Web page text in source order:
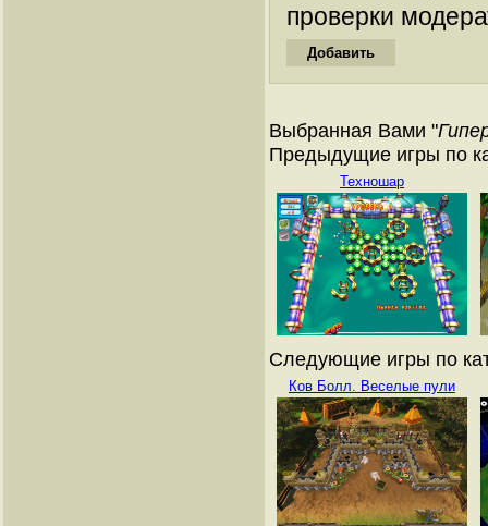
проверки
Выбранная Вами "
Предыдущие игры по
Техношар
Следующие игры по
Ков Болл. Веселые пули